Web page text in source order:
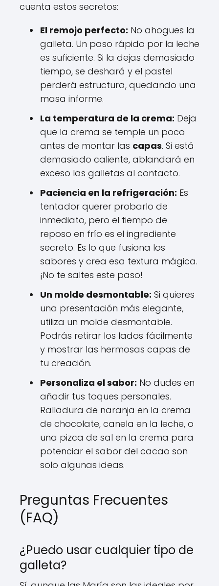
cuenta estos secretos:
El remojo perfecto: No ahogues la
galleta. Un paso rápido por la leche
es suficiente. Si la dejas demasiado
tiempo, se deshará y el pastel
perderá estructura, quedando una
masa informe.
La temperatura de la crema: Deja
que la crema se temple un poco
antes de montar las capas. Si está
demasiado caliente, ablandará en
exceso las galletas al contacto.
Paciencia en la refrigeración: Es
tentador querer probarlo de
inmediato, pero el tiempo de
reposo en frío es el ingrediente
secreto. Es lo que fusiona los
sabores y crea esa textura mágica.
¡No te saltes este paso!
Un molde desmontable: Si quieres
una presentación más elegante,
utiliza un molde desmontable.
Podrás retirar los lados fácilmente
y mostrar las hermosas capas de
tu creación.
Personaliza el sabor: No dudes en
añadir tus toques personales.
Ralladura de naranja en la crema
de chocolate, canela en la leche, o
una pizca de sal en la crema para
potenciar el sabor del cacao son
solo algunas ideas.
Preguntas Frecuentes
(FAQ)
¿Puedo usar cualquier tipo de
galleta?